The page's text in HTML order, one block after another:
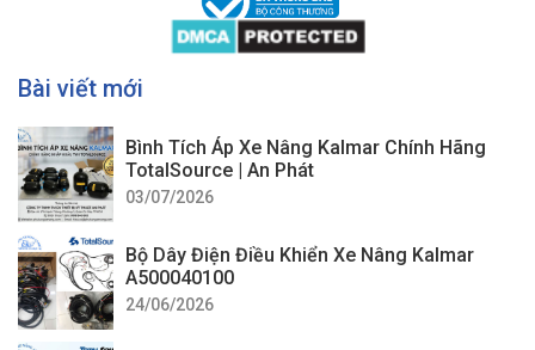
Bài viết mới
Bình Tích Áp Xe Nâng Kalmar Chính Hãng
TotalSource | An Phát
03/07/2026
Bộ Dây Điện Điều Khiển Xe Nâng Kalmar
A500040100
24/06/2026